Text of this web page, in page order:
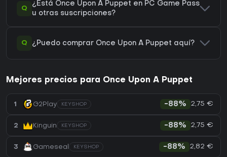
Q
¿Está Once Upon A Puppet en PC Game Pass
u otras suscripciones?
Q ¿Puedo comprar Once Upon A Puppet aquí?
Mejores precios para Once Upon A Puppet
1 G2Play KEYSHOP -88% 2,75 €
2 Kinguin KEYSHOP -88% 2,75 €
3 Gameseal KEYSHOP -88% 2,82 €